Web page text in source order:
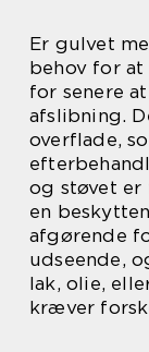
Er gulvet
behov for at
for senere
afslibning.
overflade,
og støvet er
en
afgørende
udseende,
lak, olie,
kræver